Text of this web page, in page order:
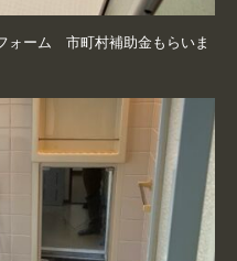
ーム 市町村補助金もらいま